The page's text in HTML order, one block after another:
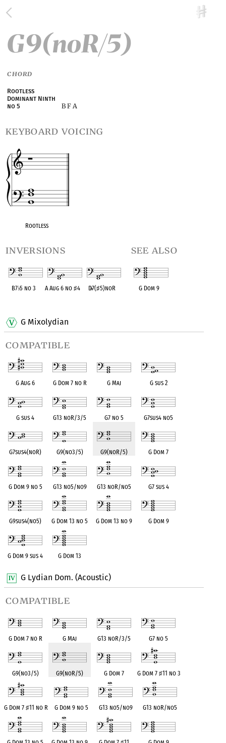
G Mixolydian
compatible
G Aug 6 G Dom 7 no R G Maj G sus 2
G sus 4 G13 noR/3/5 G7 no 5 G7sus4 no5
G7sus4(noR) G9(no3/5) G9(noR/5) G Dom 7
G Dom 9 no 5 G13 no5/no9 G13 noR/no5 G7 sus 4
G9sus4(no5) G Dom 13 no 5 G Dom 13 no 9 G Dom 9
G Dom 9 sus 4 G Dom 13
G Lydian Dom. (Acoustic)
compatible
G Dom 7 no R G Maj G13 noR/3/5 G7 no 5
G9(no3/5) G9(noR/5) G Dom 7 G Dom 7♯11 no 3
G Dom 7 ♯11 no R G Dom 9 no 5 G13 no5/no9 G13 noR/no5
G9(noR/5)
CHORD
Rootless
Dominant Ninth
no 5
B F A
keyboard voicing
Rootless
inversions
B7♭5 no 3 A Aug 6 no♯4 D♭7(♯5)noR
see also
G Dom 9